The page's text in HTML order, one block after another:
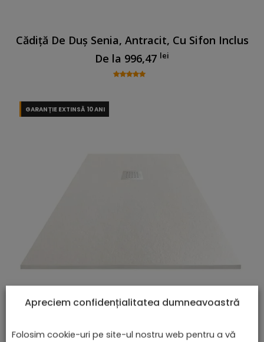
Cădiță De Duș Senia, Antracit, Cu Sifon Inclus
De la 996,47 lei
Apreciem confidențialitatea dumneavoastră
Folosim cookie-uri pe site-ul nostru web pentru a vă